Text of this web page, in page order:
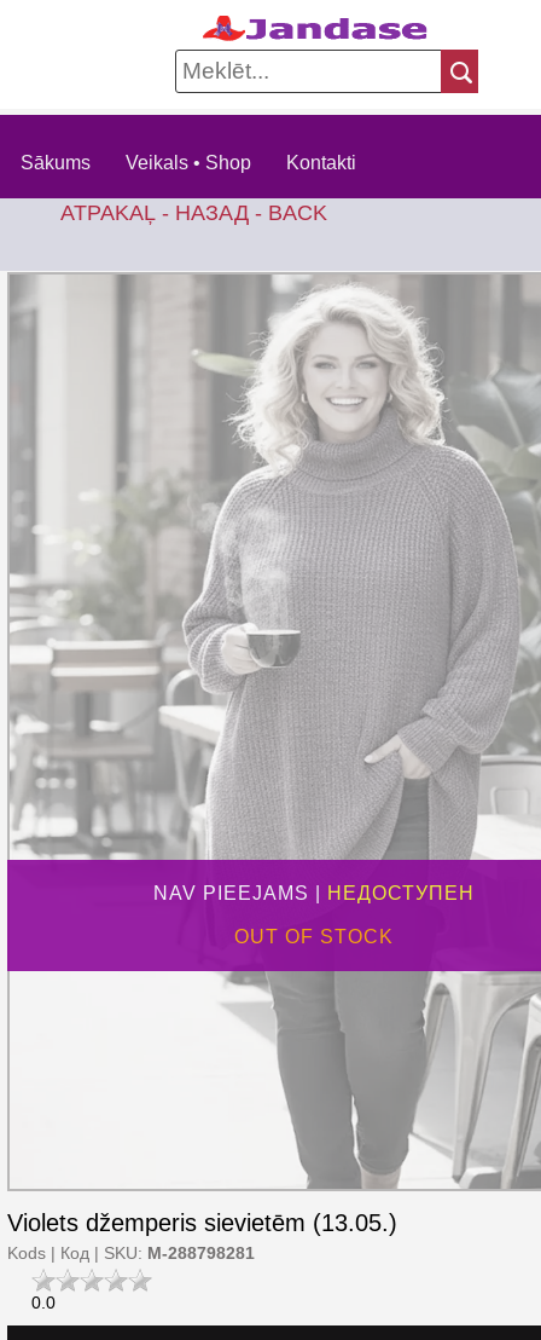
Sākums Veikals • Shop Kontakti
ATPAKAĻ - НАЗАД - BACK
NAV PIEEJAMS | НЕДОСТУПЕН
OUT OF STOCK
Violets džemperis sievietēm (13.05.)
Kods | Код | SKU: M-288798281
0.0